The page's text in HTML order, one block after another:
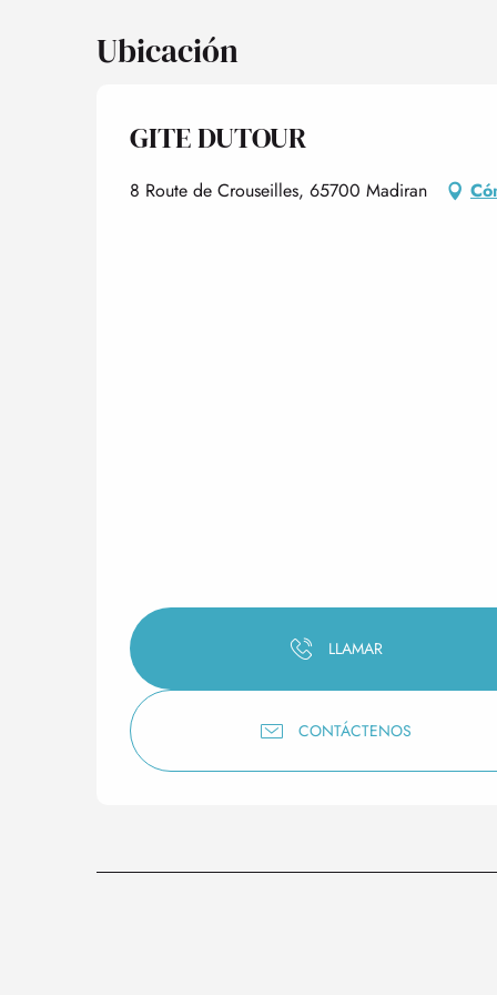
Ubicación
GITE DUTOUR
8 Route de Crouseilles, 65700 Madiran
LLAMAR
CONTÁCTENOS